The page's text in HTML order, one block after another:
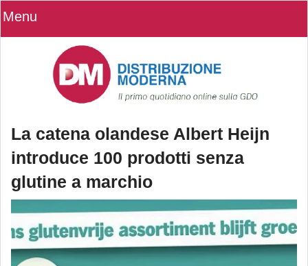
Menu
La catena olandese Albert Heijn
introduce 100 prodotti senza
glutine a marchio